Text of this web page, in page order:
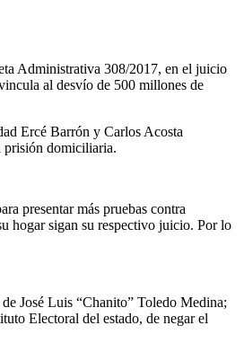
Administrativa 308/2017, en el juicio
al desvío de 500 millones de
Ercé Barrón y Carlos Acosta
prisión domiciliaria.
presentar más pruebas contra
hogar sigan su respectivo juicio. Por lo
José Luis “Chanito” Toledo Medina;
Electoral del estado, de negar el